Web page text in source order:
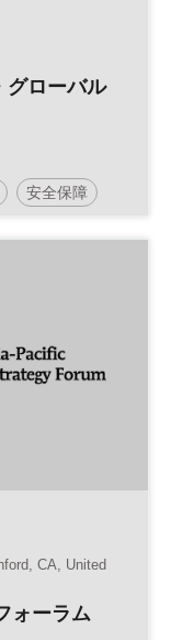
グローバル
安全保障
CA, United
ォーラム